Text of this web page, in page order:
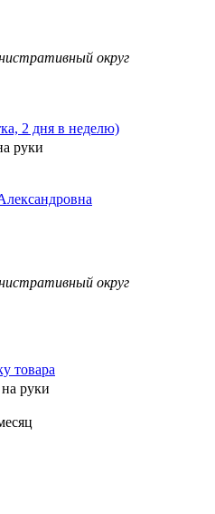
округ
2 дня в неделю)
руки
округ
товара
на руки